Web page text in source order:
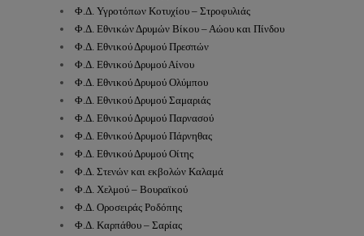
Φ.Δ. Υγροτόπων Κοτυχίου – Στροφυλιάς
Φ.Δ. Εθνικών Δρυμών Βίκου – Αώου και Πίνδου
Φ.Δ. Εθνικού Δρυμού Πρεσπών
Φ.Δ. Εθνικού Δρυμού Αίνου
Φ.Δ. Εθνικού Δρυμού Ολύμπου
Φ.Δ. Εθνικού Δρυμού Σαμαριάς
Φ.Δ. Εθνικού Δρυμού Παρνασού
Φ.Δ. Εθνικού Δρυμού Πάρνηθας
Φ.Δ. Εθνικού Δρυμού Οίτης
Φ.Δ. Στενών και εκβολών Καλαμά
Φ.Δ. Χελμού – Βουραϊκού
Φ.Δ. Οροσειράς Ροδόπης
Φ.Δ. Καρπάθου – Σαρίας